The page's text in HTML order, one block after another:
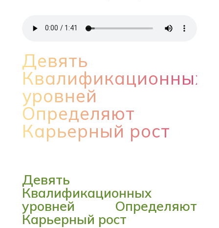
Девять
Квалификационных
уровней
Определяют
Карьерный рост
Девять
Квалификационных
уровней Определяют
Карьерный рост